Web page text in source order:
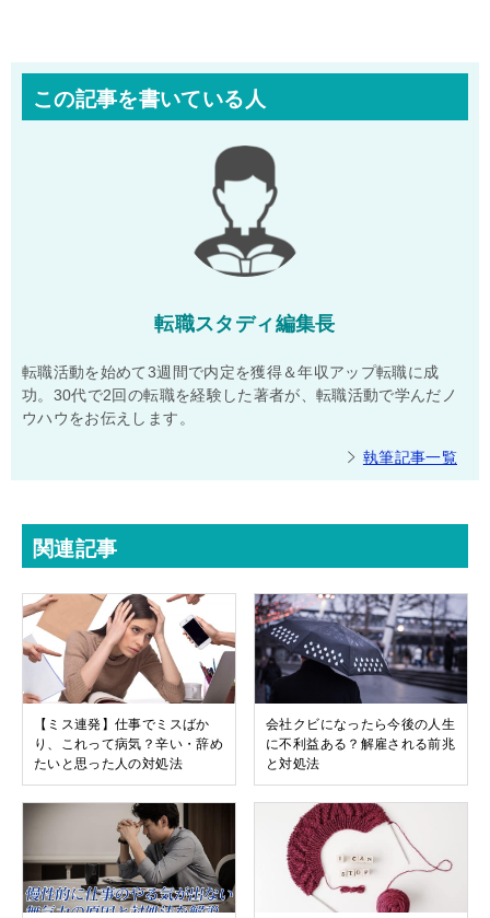
この記事を書いている人
転職スタディ編集長
転職活動を始めて3週間で内定を獲得＆年収アップ転職に成
功。30代で2回の転職を経験した著者が、転職活動で学んだノ
ウハウをお伝えします。
執筆記事一覧
関連記事
【ミス連発】仕事でミスばか
り、これって病気？辛い・辞め
たいと思った人の対処法
会社クビになったら今後の人生
に不利益ある？解雇される前兆
と対処法